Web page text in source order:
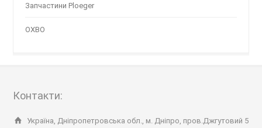
Запчастини Ploeger
OXBO
Контакти:
Україна, Дніпропетровська обл., м. Дніпро, пров.Джгутовий 5